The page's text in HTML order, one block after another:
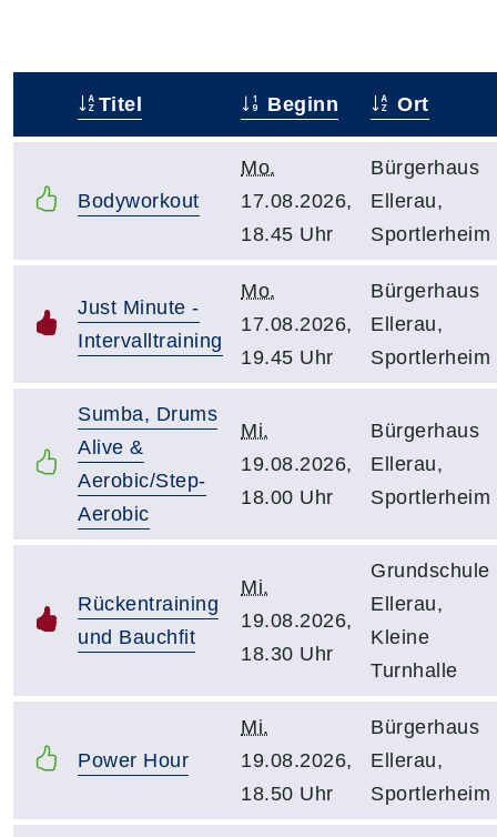
Titel Beginn Ort
Bodyworkout
Mo.
17.08.2026,
18.45 Uhr
Bürgerhaus
Ellerau,
Sportlerheim
Just Minute -
Intervalltraining
Mo.
17.08.2026,
19.45 Uhr
Bürgerhaus
Ellerau,
Sportlerheim
Sumba, Drums
Alive &
Aerobic/Step-
Aerobic
Mi.
19.08.2026,
18.00 Uhr
Bürgerhaus
Ellerau,
Sportlerheim
Rückentraining
und Bauchfit
Mi.
19.08.2026,
18.30 Uhr
Grundschule
Ellerau,
Kleine
Turnhalle
Power Hour
Mi.
19.08.2026,
18.50 Uhr
Bürgerhaus
Ellerau,
Sportlerheim